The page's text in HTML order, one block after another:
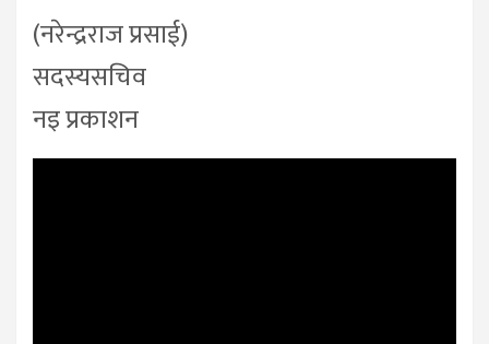
(नरेन्द्रराज प्रसाई)
सदस्यसचिव
नइ प्रकाशन